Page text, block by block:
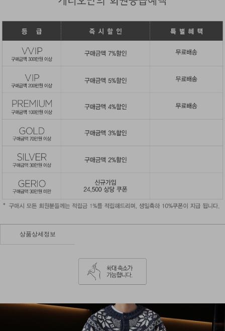
상품상세정보